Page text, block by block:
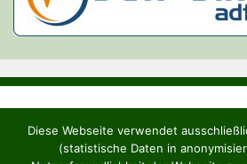
Diese Webseite verwendet
(statistische Daten in